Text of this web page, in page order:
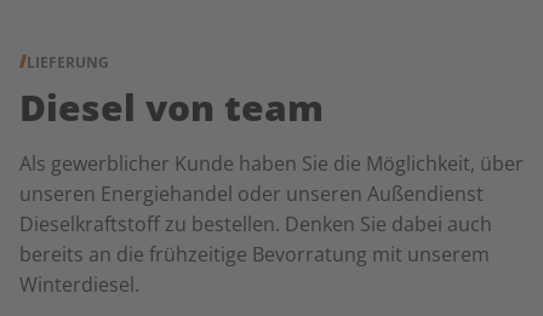
LIEFERUNG
Diesel von team
Als gewerblicher Kunde haben Sie die Möglichkeit, über
unseren Energiehandel oder unseren Außendienst
Dieselkraftstoff zu bestellen. Denken Sie dabei auch
bereits an die frühzeitige Bevorratung mit unserem
Winterdiesel.